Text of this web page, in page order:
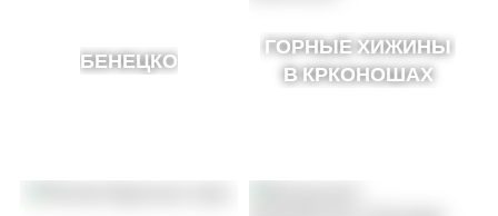
БЕНЕЦКО
ГОРНЫЕ ХИЖИНЫ
В КРКОНОШАХ